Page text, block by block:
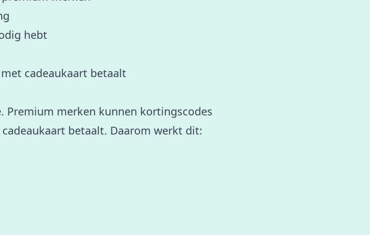
hebt
cadeaukaart betaalt
Premium merken kunnen kortingscodes
betaalt. Daarom werkt dit: